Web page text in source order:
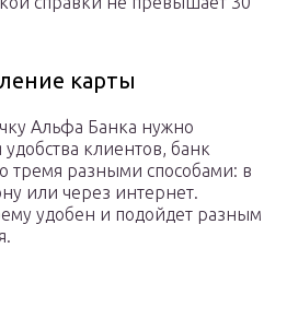
карты
Альфа Банка нужно
клиентов, банк
тремя разными способами: в
или через интернет.
удобен и подойдет разным